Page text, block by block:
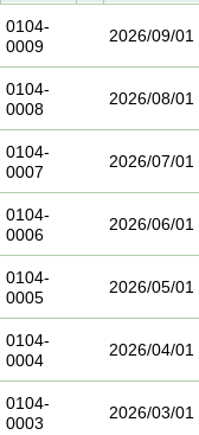
0104-
0009
2026/09/01
0104-
0008
2026/08/01
0104-
0007
2026/07/01
0104-
0006
2026/06/01
0104-
0005
2026/05/01
0104-
0004
2026/04/01
0104-
0003
2026/03/01